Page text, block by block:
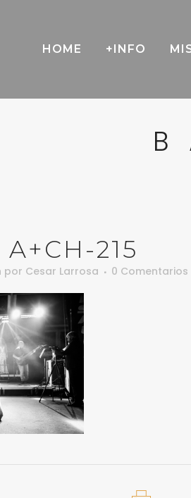
HOME +INFO
B
A+CH-215
por Cesar Larrosa 0 Comentarios